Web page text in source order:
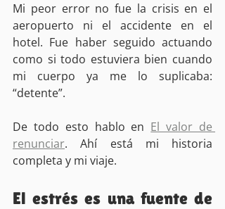
Mi peor error no fue la crisis en el
aeropuerto ni el accidente en el
hotel. Fue haber seguido actuando
como si todo estuviera bien cuando
mi cuerpo ya me lo suplicaba:
“detente”.
De todo esto hablo en El valor de
renunciar. Ahí está mi historia
completa y mi viaje.
El estrés es una fuente de